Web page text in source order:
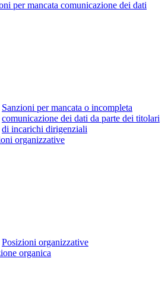
per mancata comunicazione dei dati
Sanzioni per mancata o incompleta
comunicazione dei dati da parte dei titolari
di incarichi dirigenziali
organizzative
Posizioni organizzative
organica